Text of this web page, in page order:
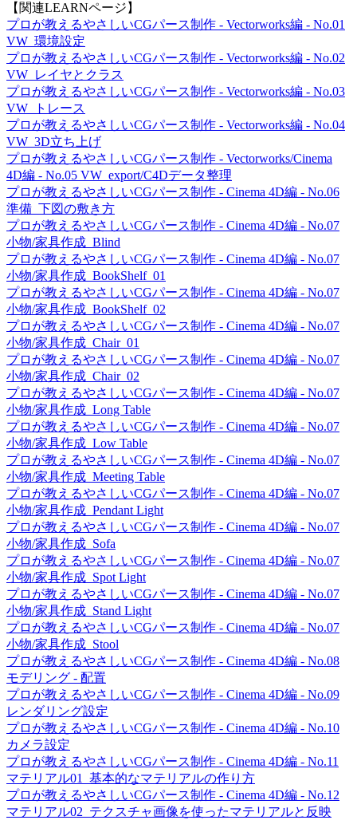
【関連LEARNページ】
プロが教えるやさしいCGパース制作 - Vectorworks編 - No.01
VW_環境設定
プロが教えるやさしいCGパース制作 - Vectorworks編 - No.02
VW_レイヤとクラス
プロが教えるやさしいCGパース制作 - Vectorworks編 - No.03
VW_トレース
プロが教えるやさしいCGパース制作 - Vectorworks編 - No.04
VW_3D立ち上げ
プロが教えるやさしいCGパース制作 - Vectorworks/Cinema
4D編 - No.05 VW_export/C4Dデータ整理
プロが教えるやさしいCGパース制作 - Cinema 4D編 - No.06
準備_下図の敷き方
プロが教えるやさしいCGパース制作 - Cinema 4D編 - No.07
小物/家具作成_Blind
プロが教えるやさしいCGパース制作 - Cinema 4D編 - No.07
小物/家具作成_BookShelf_01
プロが教えるやさしいCGパース制作 - Cinema 4D編 - No.07
小物/家具作成_BookShelf_02
プロが教えるやさしいCGパース制作 - Cinema 4D編 - No.07
小物/家具作成_Chair_01
プロが教えるやさしいCGパース制作 - Cinema 4D編 - No.07
小物/家具作成_Chair_02
プロが教えるやさしいCGパース制作 - Cinema 4D編 - No.07
小物/家具作成_Long Table
プロが教えるやさしいCGパース制作 - Cinema 4D編 - No.07
小物/家具作成_Low Table
プロが教えるやさしいCGパース制作 - Cinema 4D編 - No.07
小物/家具作成_Meeting Table
プロが教えるやさしいCGパース制作 - Cinema 4D編 - No.07
小物/家具作成_Pendant Light
プロが教えるやさしいCGパース制作 - Cinema 4D編 - No.07
小物/家具作成_Sofa
プロが教えるやさしいCGパース制作 - Cinema 4D編 - No.07
小物/家具作成_Spot Light
プロが教えるやさしいCGパース制作 - Cinema 4D編 - No.07
小物/家具作成_Stand Light
プロが教えるやさしいCGパース制作 - Cinema 4D編 - No.07
小物/家具作成_Stool
プロが教えるやさしいCGパース制作 - Cinema 4D編 - No.08
モデリング - 配置
プロが教えるやさしいCGパース制作 - Cinema 4D編 - No.09
レンダリング設定
プロが教えるやさしいCGパース制作 - Cinema 4D編 - No.10
カメラ設定
プロが教えるやさしいCGパース制作 - Cinema 4D編 - No.11
マテリアル01_基本的なマテリアルの作り方
プロが教えるやさしいCGパース制作 - Cinema 4D編 - No.12
マテリアル02_テクスチャ画像を使ったマテリアルと反映